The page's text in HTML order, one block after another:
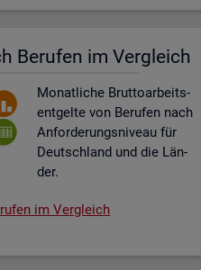
Be­ru­fen im Ver­gleich
Mo­nat­li­che Brut­to­ar­beits­
ent­gel­te von Be­ru­fen nach
An­for­de­rungs­ni­veau für
Deutsch­land und die Län­
der.
im Ver­gleich